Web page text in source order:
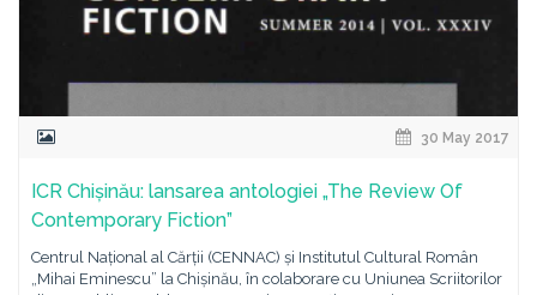
30 May 2017
ICR Chișinău: lansarea antologiei „The Review Of
Contemporary Fiction”
Centrul Național al Cărții (CENNAC) și Institutul Cultural Român
„Mihai Eminescu” la Chișinău, în colaborare cu Uniunea Scriitorilor